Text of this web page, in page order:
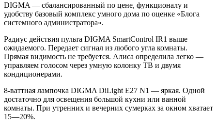
DIGMA — сбалансированный по цене, функционалу и
удобству базовый комплекс умного дома по оценке «Блога
системного администратора».
Радиус действия пульта DIGMA SmartControl IR1 выше
ожидаемого. Передает сигнал из любого угла комнаты.
Прямая видимость не требуется. Алиса определила легко —
управляем голосом через умную колонку ТВ и двумя
кондиционерами.
8-ваттная лампочка DIGMA DiLight E27 N1 — яркая. Одной
достаточно для освещения большой кухни или ванной
комнаты. При утренних и вечерних сумерках за окном хватает
15—20%.